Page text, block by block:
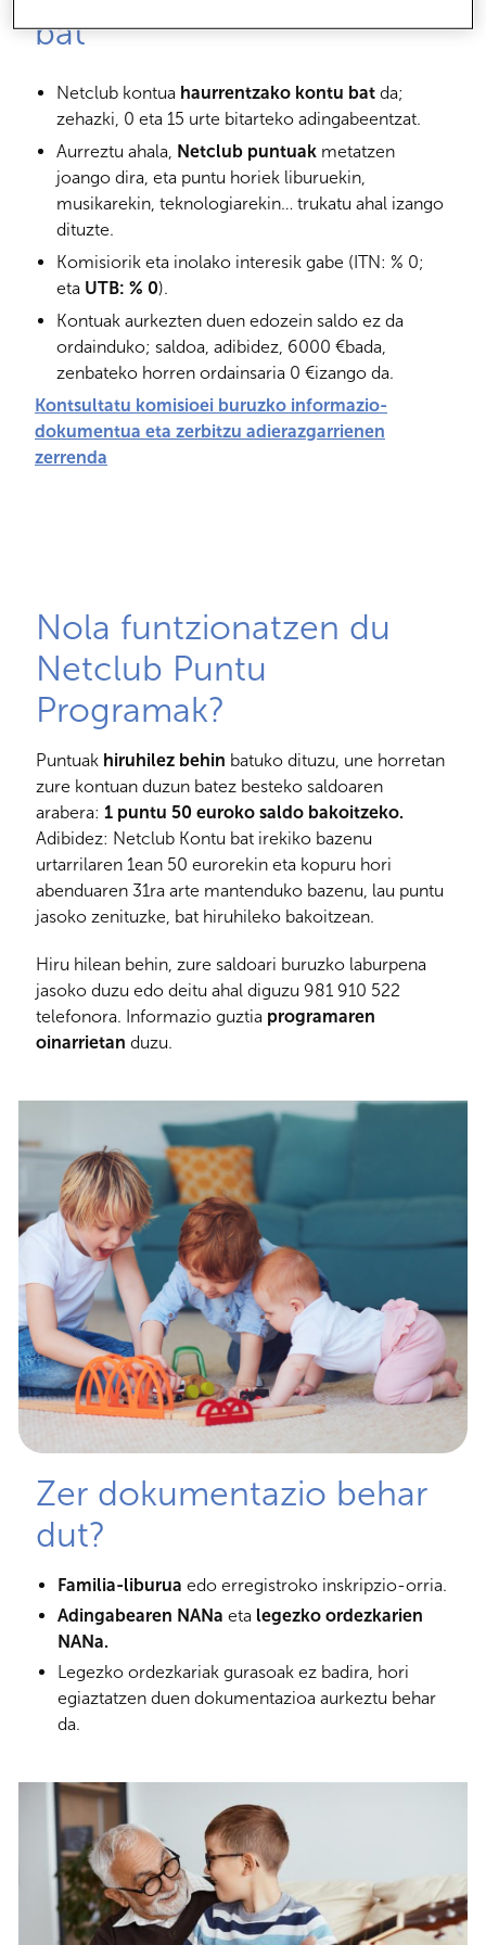
bat
Netclub kontua haurrentzako kontu bat da;
zehazki, 0 eta 15 urte bitarteko adingabeentzat.
Aurreztu ahala, Netclub puntuak metatzen
joango dira, eta puntu horiek liburuekin,
musikarekin, teknologiarekin… trukatu ahal izango
dituzte.
Komisiorik eta inolako interesik gabe (ITN: % 0;
eta UTB: % 0).
Kontuak aurkezten duen edozein saldo ez da
ordainduko; saldoa, adibidez, 6000 €bada,
zenbateko horren ordainsaria 0 €izango da.
Kontsultatu komisioei buruzko informazio-
dokumentua eta zerbitzu adierazgarrienen
zerrenda
Nola funtzionatzen du
Netclub Puntu
Programak?
Puntuak hiruhilez behin batuko dituzu, une horretan
zure kontuan duzun batez besteko saldoaren
arabera: 1 puntu 50 euroko saldo bakoitzeko.
Adibidez: Netclub Kontu bat irekiko bazenu
urtarrilaren 1ean 50 eurorekin eta kopuru hori
abenduaren 31ra arte mantenduko bazenu, lau puntu
jasoko zenituzke, bat hiruhileko bakoitzean.
Hiru hilean behin, zure saldoari buruzko laburpena
jasoko duzu edo deitu ahal diguzu 981 910 522
telefonora. Informazio guztia programaren
oinarrietan duzu.
Zer dokumentazio behar
dut?
Familia-liburua edo erregistroko inskripzio-orria.
Adingabearen NANa eta legezko ordezkarien
NANa.
Legezko ordezkariak gurasoak ez badira, hori
egiaztatzen duen dokumentazioa aurkeztu behar
da.